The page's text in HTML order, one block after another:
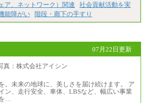
ア、ネットワーク）関連
社会貢献活動を実
能障がい 階段・廊下の手すり
07月22日更新
。未来の地球に、美しさを届け続けます。 ア
ン、走行安全、車体、LBSなど、幅広い事業
…